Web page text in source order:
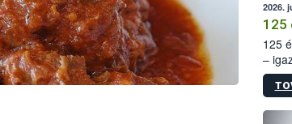
2026.
125
125
–
15.